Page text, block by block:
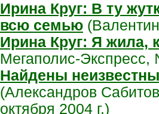
Ирина Круг: В ту
всю семью
Ирина Круг: Я жила,
Мегаполис-
Найдены
(Александров
октября 2004 г.)